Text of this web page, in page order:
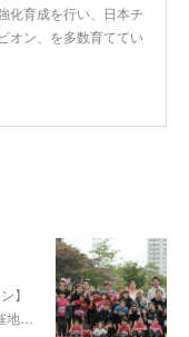
化育成を行い、日本チ
オン、を多数育ててい
】
地…